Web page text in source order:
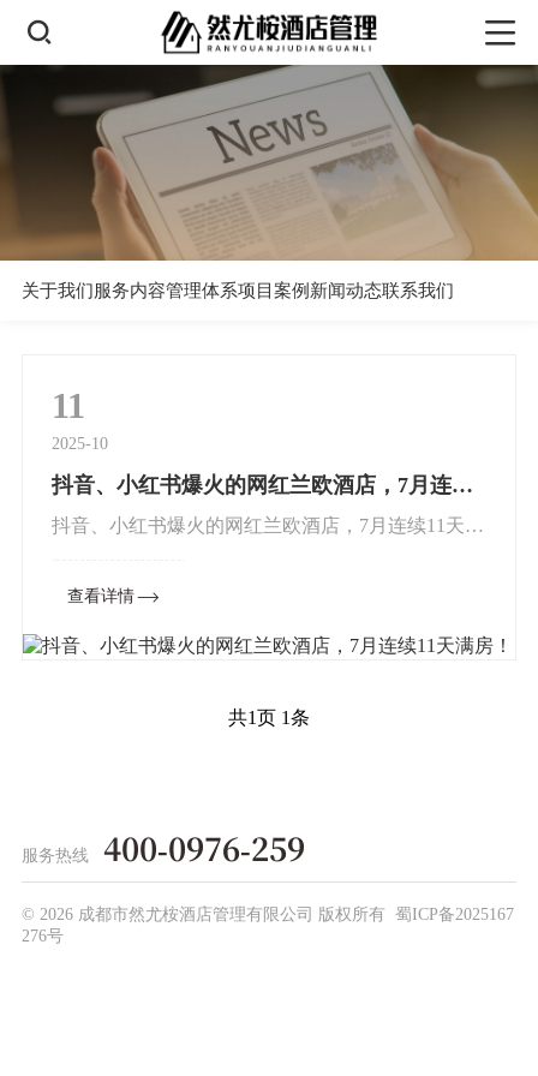
关于我们服务内容管理体系项目案例 新闻动态联系我们
11
2025-10
抖音、小红书爆火的网红兰欧酒店，7月连续11天满房！
抖音、小红书爆火的网红兰欧酒店，7月连续11天满
谁今年最大的梦想不是满房？ ——兰欧说
高考刚刚结束没多久，兰欧...
查看详情
共1页 1条
服务热线 400-0976-259
© 2026 成都市然尤桉酒店管理有限公司 版权所有 蜀ICP备2025167
276号